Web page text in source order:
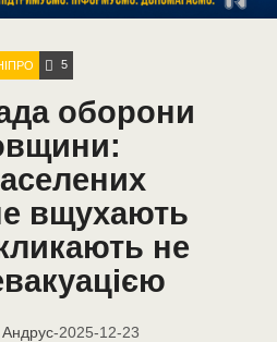
5
оборони
вщухають
не
-2025-12-23